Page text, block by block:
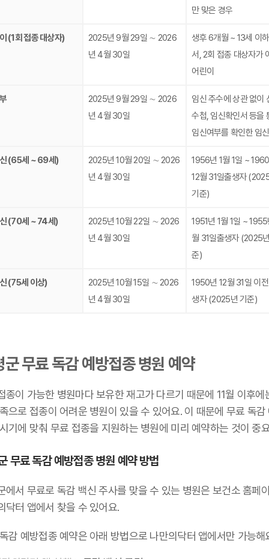
만 맞은 경우
(1회 접종 대상자)
2025년 9월 29일 ∼ 2026
년 4월 30일
생후 6개월 ~ 13세 이
서, 2회 접종 대상자가
어린이
2025년 9월 29일 ∼ 2026
년 4월 30일
임신 주수에 상관 없이
수첩, 임신확인서 등을
임신여부를 확인한 임
(65세 ~ 69세)
2025년 10월 20일 ∼ 2026
년 4월 30일
1956년 1월 1일 ~
12월 31일출생자
기준)
(70세 ~ 74세)
2025년 10월 22일 ∼ 2026
년 4월 30일
1951년 1월 1일 ~ 1955
월 31일출생자 (2025년
준)
(75세 이상)
2025년 10월 15일 ∼ 2026
년 4월 30일
1950년 12월 31일 이
생자 (2025년 기준)
군 무료 독감 예방접종 병원 예약
종이 가능한 병원마다 보유한 재고가 다르기 때문에 11월 이후에
으로 접종이 어려운 병원이 있을 수 있어요. 이 때문에 무료 독감
기에 맞춰 무료 접종을 지원하는 병원에 미리 예약하는 것이 중
무료 독감 예방접종 병원 예약 방법
에서 무료로 독감 백신 주사를 맞을 수 있는 병원은 보건소 홈페
닥터 앱에서 찾을 수 있어요.
감 예방접종 예약은 아래 방법으로 나만의닥터 앱에서만 가능해